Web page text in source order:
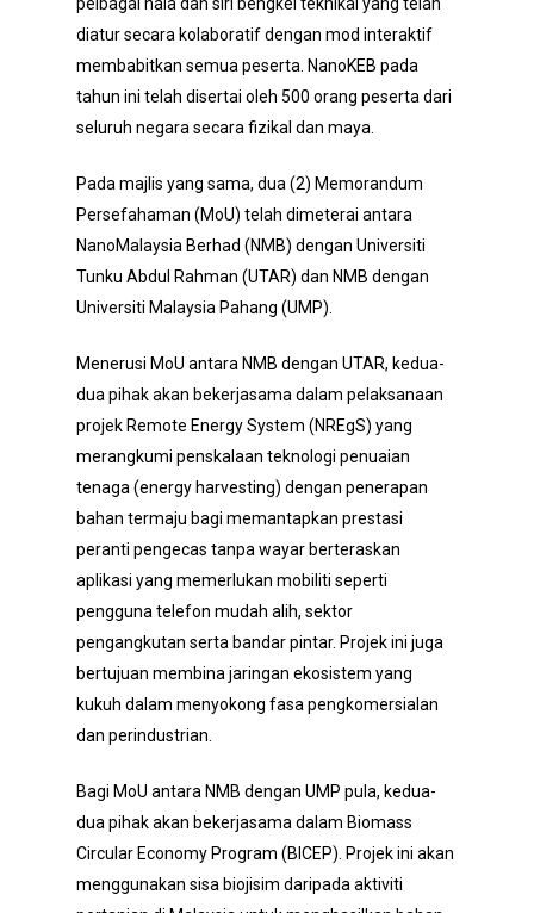
diatur secara kolaboratif dengan mod interaktif
membabitkan semua peserta. NanoKEB pada
tahun ini telah disertai oleh 500 orang peserta dari
seluruh negara secara fizikal dan maya.
Pada majlis yang sama, dua (2) Memorandum
Persefahaman (MoU) telah dimeterai antara
NanoMalaysia Berhad (NMB) dengan Universiti
Tunku Abdul Rahman (UTAR) dan NMB dengan
Universiti Malaysia Pahang (UMP).
Menerusi MoU antara NMB dengan UTAR, kedua-
dua pihak akan bekerjasama dalam pelaksanaan
projek Remote Energy System (NREgS) yang
merangkumi penskalaan teknologi penuaian
tenaga (energy harvesting) dengan penerapan
bahan termaju bagi memantapkan prestasi
peranti pengecas tanpa wayar berteraskan
aplikasi yang memerlukan mobiliti seperti
pengguna telefon mudah alih, sektor
pengangkutan serta bandar pintar. Projek ini juga
bertujuan membina jaringan ekosistem yang
kukuh dalam menyokong fasa pengkomersialan
dan perindustrian.
Bagi MoU antara NMB dengan UMP pula, kedua-
dua pihak akan bekerjasama dalam Biomass
Circular Economy Program (BICEP). Projek ini akan
menggunakan sisa biojisim daripada aktiviti